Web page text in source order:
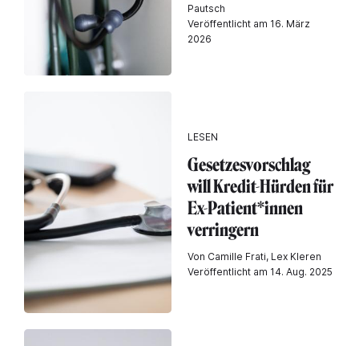
Pautsch
Veröffentlicht am 16. März
2026
LESEN
Gesetzesvorschlag
will Kredit-Hürden für
Ex-Patient*innen
verringern
Von Camille Frati, Lex Kleren
Veröffentlicht am 14. Aug. 2025